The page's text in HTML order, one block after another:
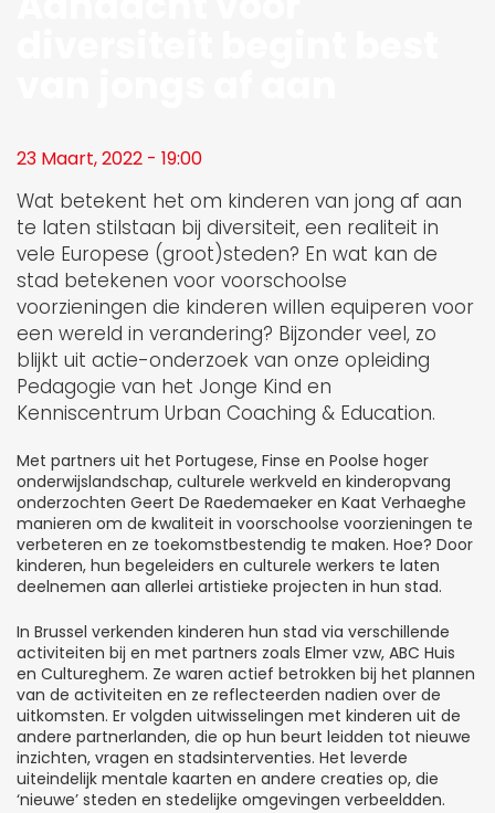
23 Maart, 2022 - 19:00
Wat betekent het om kinderen van jong af aan
te laten stilstaan bij diversiteit, een realiteit in
vele Europese (groot)steden? En wat kan de
stad betekenen voor voorschoolse
voorzieningen die kinderen willen equiperen voor
een wereld in verandering? Bijzonder veel, zo
blijkt uit actie-onderzoek van onze opleiding
Pedagogie van het Jonge Kind en
Kenniscentrum Urban Coaching & Education.
Met partners uit het Portugese, Finse en Poolse hoger
onderwijslandschap, culturele werkveld en kinderopvang
onderzochten Geert De Raedemaeker en Kaat Verhaeghe
manieren om de kwaliteit in voorschoolse voorzieningen te
verbeteren en ze toekomstbestendig te maken. Hoe? Door
kinderen, hun begeleiders en culturele werkers te laten
deelnemen aan allerlei artistieke projecten in hun stad.
In Brussel verkenden kinderen hun stad via verschillende
activiteiten bij en met partners zoals Elmer vzw, ABC Huis
en Cultureghem. Ze waren actief betrokken bij het plannen
van de activiteiten en ze reflecteerden nadien over de
uitkomsten. Er volgden uitwisselingen met kinderen uit de
andere partnerlanden, die op hun beurt leidden tot nieuwe
inzichten, vragen en stadsinterventies. Het leverde
uiteindelijk mentale kaarten en andere creaties op, die
‘nieuwe’ steden en stedelijke omgevingen verbeeldden.